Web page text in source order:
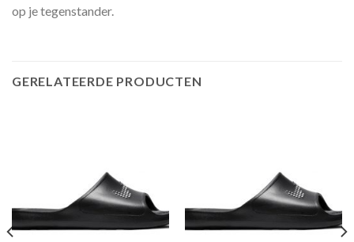
op je tegenstander.
GERELATEERDE PRODUCTEN